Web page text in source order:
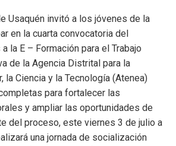
Usaquén invitó a los jóvenes de la
en la cuarta convocatoria del
la E – Formación para el Trabajo
de la Agencia Distrital para la
la Ciencia y la Tecnología (Atenea)
para fortalecer las
y ampliar las oportunidades de
del proceso, este viernes 3 de julio a
una jornada de socialización